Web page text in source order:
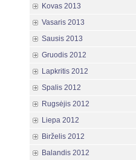
Kovas 2013
Vasaris 2013
Sausis 2013
Gruodis 2012
Lapkritis 2012
Spalis 2012
Rugsėjis 2012
Liepa 2012
Birželis 2012
Balandis 2012